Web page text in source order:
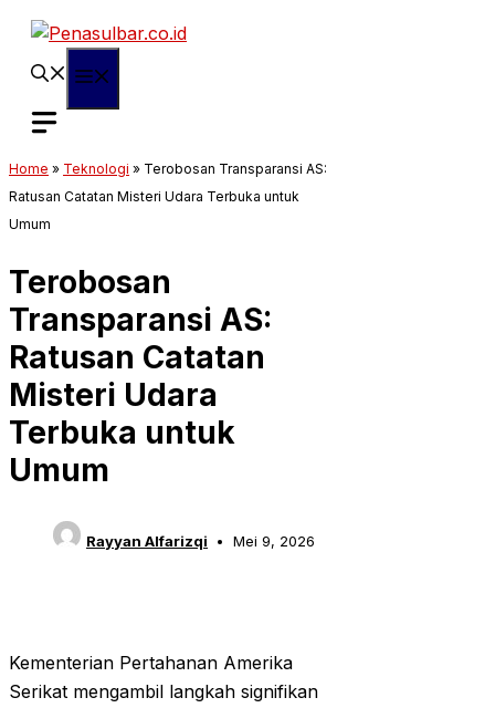
Langsung
Home » Teknologi » Terobosan Transparansi AS:
Ratusan Catatan Misteri Udara Terbuka untuk
Umum
Terobosan
Transparansi AS:
Ratusan Catatan
Misteri Udara
Terbuka untuk
Umum
Rayyan Alfarizqi Mei 9, 2026
Kementerian Pertahanan Amerika
Serikat mengambil langkah signifikan